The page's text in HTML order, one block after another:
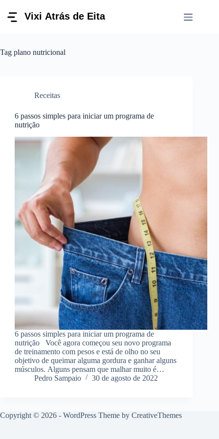
para
Tag plano nutricional
Receitas
6 passos simples para iniciar um programa de
nutrição
6 passos simples para iniciar um programa de
nutrição Você agora começou seu novo programa
de treinamento com pesos e está de olho no seu
objetivo de queimar alguma gordura e ganhar alguns
músculos. Alguns pensam que malhar muito é…
Pedro Sampaio
30 de agosto de 2022
Copyright © 2026 - WordPress Theme by CreativeThemes